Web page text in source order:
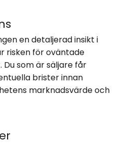
en detaljerad insikt i
risken för oväntade
som är säljare får
brister innan
marknadsvärde och